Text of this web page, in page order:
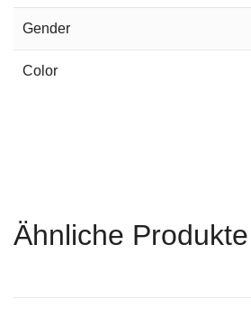
Gender
Color
Ähnliche Produkte